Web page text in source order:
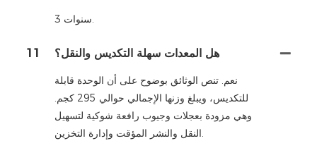
3 سنوات.
11 هل المعدات سهلة التكديس والنقل؟
نعم. تنص الوثائق بوضوح على أن الوحدة قابلة
للتكديس، ويبلغ وزنها الإجمالي حوالي 295 كجم.
وهي مزودة بعجلات وجيوب رافعة شوكية لتسهيل
النقل والنشر المؤقت وإدارة التخزين.